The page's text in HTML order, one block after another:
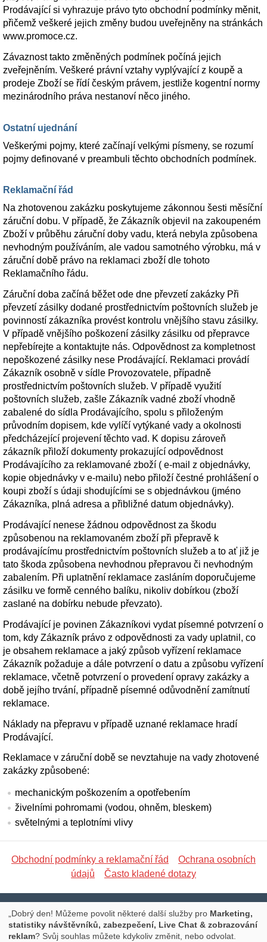
Prodávající si vyhrazuje právo tyto obchodní podmínky měnit,
přičemž veškeré jejich změny budou uveřejněny na stránkách
www.promoce.cz.
Závaznost takto změněných podmínek počíná jejich
zveřejněním. Veškeré právní vztahy vyplývající z koupě a
prodeje Zboží se řídí českým právem, jestliže kogentní normy
mezinárodního práva nestanoví něco jiného.
Ostatní ujednání
Veškerými pojmy, které začínají velkými písmeny, se rozumí
pojmy definované v preambuli těchto obchodních podmínek.
Reklamační řád
Na zhotovenou zakázku poskytujeme zákonnou šesti měsíční
záruční dobu. V případě, že Zákazník objevil na zakoupeném
Zboží v průběhu záruční doby vadu, která nebyla způsobena
nevhodným používáním, ale vadou samotného výrobku, má v
záruční době právo na reklamaci zboží dle tohoto
Reklamačního řádu.
Záruční doba začíná běžet ode dne převzetí zakázky Při
převzetí zásilky dodané prostřednictvím poštovních služeb je
povinností zákazníka provést kontrolu vnějšího stavu zásilky.
V případě vnějšího poškození zásilky zásilku od přepravce
nepřebírejte a kontaktujte nás. Odpovědnost za kompletnost
nepoškozené zásilky nese Prodávající. Reklamaci provádí
Zákazník osobně v sídle Provozovatele, případně
prostřednictvím poštovních služeb. V případě využití
poštovních služeb, zašle Zákazník vadné zboží vhodně
zabalené do sídla Prodávajícího, spolu s přiloženým
průvodním dopisem, kde vylíčí vytýkané vady a okolnosti
předcházející projevení těchto vad. K dopisu zároveň
zákazník přiloží dokumenty prokazující odpovědnost
Prodávajícího za reklamované zboží ( e-mail z objednávky,
kopie objednávky v e-mailu) nebo přiloží čestné prohlášení o
koupi zboží s údaji shodujícími se s objednávkou (jméno
Zákazníka, plná adresa a přibližné datum objednávky).
Prodávající nenese žádnou odpovědnost za škodu
způsobenou na reklamovaném zboží při přepravě k
prodávajícímu prostřednictvím poštovních služeb a to ať již je
tato škoda způsobena nevhodnou přepravou či nevhodným
zabalením. Při uplatnění reklamace zasláním doporučujeme
zásilku ve formě cenného balíku, nikoliv dobírkou (zboží
zaslané na dobírku nebude převzato).
Prodávající je povinen Zákazníkovi vydat písemné potvrzení o
tom, kdy Zákazník právo z odpovědnosti za vady uplatnil, co
je obsahem reklamace a jaký způsob vyřízení reklamace
Zákazník požaduje a dále potvrzení o datu a způsobu vyřízení
reklamace, včetně potvrzení o provedení opravy zakázky a
době jejího trvání, případně písemné odůvodnění zamítnutí
reklamace.
Náklady na přepravu v případě uznané reklamace hradí
Prodávající.
Reklamace v záruční době se nevztahuje na vady zhotovené
zakázky způsobené:
mechanickým poškozením a opotřebením
živelními pohromami (vodou, ohněm, bleskem)
světelnými a teplotními vlivy
Obchodní podmínky a reklamační řád
Ochrana osobních
údajů
Často kladené dotazy
Libická 17, PRAHA 3, Tel.: 777 673 127, E-mail:
info@promoce.cz
„Dobrý den! Můžeme povolit některé další služby pro Marketing,
statistiky návštěvníků, zabezpečení, Live Chat & zobrazování
reklam? Svůj souhlas můžete kdykoliv změnit, nebo odvolat.